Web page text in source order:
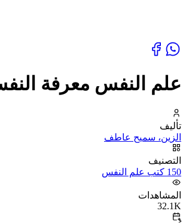
علم النفس معرفة
تأليف
الزين، سميح عاطف
التصنيف
150 كتب علم النفس
المشاهدات
32.1K